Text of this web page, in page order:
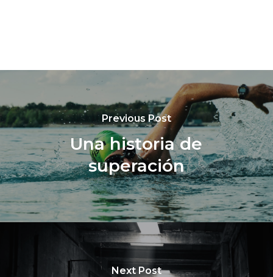
Previous Post
Una historia de
superación
Next Post